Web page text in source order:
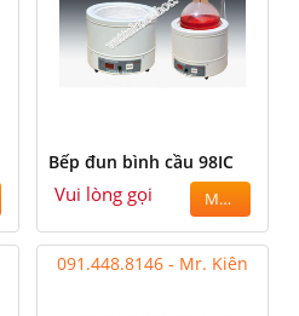
Bếp đun bình cầu 98IC
Vui lòng gọi MUA
091.448.8146 - Mr. Kiên